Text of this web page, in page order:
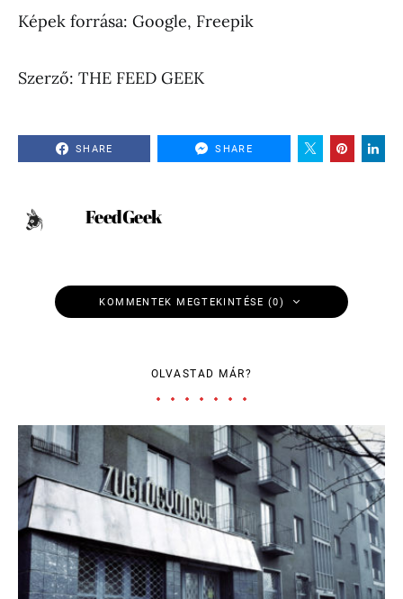
Képek forrása: Google, Freepik
Szerző: THE FEED GEEK
SHARE SHARE
FeedGeek
KOMMENTEK MEGTEKINTÉSE (0)
OLVASTAD MÁR?